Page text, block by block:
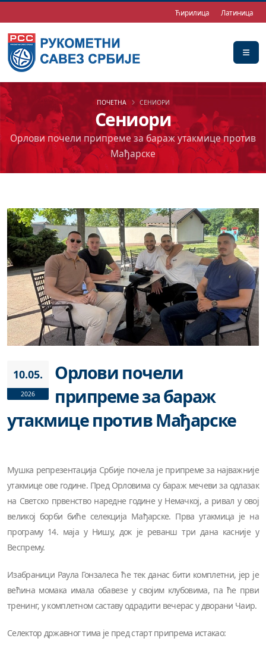
Ћирилица Латиница
Сениори
Орлови почели припреме за бараж утакмице против
Мађарске
ПОЧЕТНА СЕНИОРИ
10.05.
2026
Орлови почели
припреме за бараж
утакмице против Мађарске
Мушка репрезентација Србије почела је припреме за најважније
утакмице ове године. Пред Орловима су бараж мечеви за одлазак
на Светско првенство наредне године у Немачкој, а ривал у овој
великој борби биће селекција Мађарске. Прва утакмица је на
програму 14. маја у Нишу, док је реванш три дана касније у
Веспрему.
Изабраници Раула Гонзалеса ће тек данас бити комплетни, јер је
већина момака имала обавезе у својим клубовима, па ће први
тренинг, у комплетном саставу одрадити вечерас у дворани Чаир.
Селектор државног тима је пред старт припрема истакао: